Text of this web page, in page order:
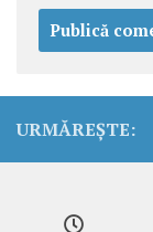
URMĂREȘTE: